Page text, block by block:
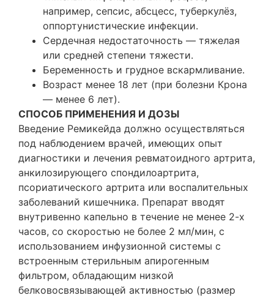
например, сепсис, абсцесс, туберкулёз,
оппортунистические инфекции.
Сердечная недостаточность — тяжелая
или средней степени тяжести.
Беременность и грудное вскармливание.
Возраст менее 18 лет (при болезни Крона
— менее 6 лет).
СПОСОБ ПРИМЕНЕНИЯ И ДОЗЫ
Введение Ремикейда должно осуществляться
под наблюдением врачей, имеющих опыт
диагностики и лечения ревматоидного артрита,
анкилозирующего спондилоартрита,
псориатического артрита или воспалительных
заболеваний кишечника. Препарат вводят
внутривенно капельно в течение не менее 2-х
часов, со скоростью не более 2 мл/мин, с
использованием инфузионной системы с
встроенным стерильным апирогенным
фильтром, обладающим низкой
белковосвязывающей активностью (размер